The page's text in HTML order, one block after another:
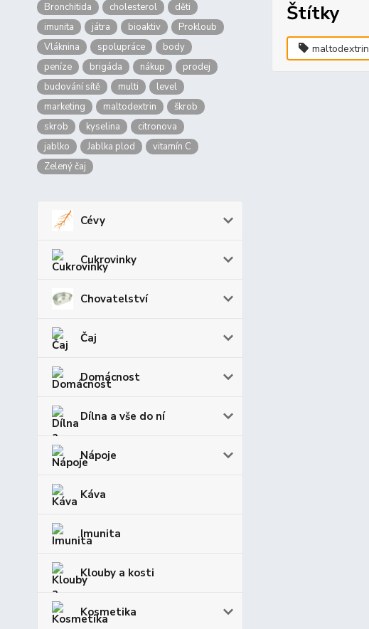
Bronchitida
cholesterol
děti
imunita
játra bioaktiv
Prokloub
Vláknina
spolupráce
body
peníze
brigáda nákup
prodej
budování sítě
multi
level
marketing
maltodextrin
škrob
skrob
kyselina
citronova
jablko
Jablka plod
vitamín C
Zelený čaj
Cévy
Cukrovinky
Chovatelství
Čaj
Domácnost
Dílna a vše do ní
Nápoje
Káva
Imunita
Klouby a kosti
Kosmetika
Štítky
maltodextrin